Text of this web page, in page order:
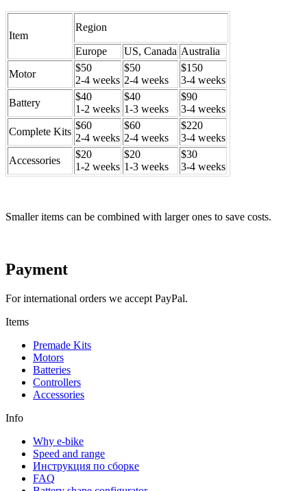
Item
Region
Europe US, Canada Australia
Motor
$50
2-4 weeks
$50
2-4 weeks
$150
3-4 weeks
Battery
$40
1-2 weeks
$40
1-3 weeks
$90
3-4 weeks
Complete Kits
$60
2-4 weeks
$60
2-4 weeks
$220
3-4 weeks
Accessories
$20
1-2 weeks
$20
1-3 weeks
$30
3-4 weeks
Smaller items can be combined with larger ones to save costs.
Payment
For international orders we accept PayPal.
Items
Premade Kits
Motors
Batteries
Controllers
Accessories
Info
Why e-bike
Speed and range
Инструкция по сборке
FAQ